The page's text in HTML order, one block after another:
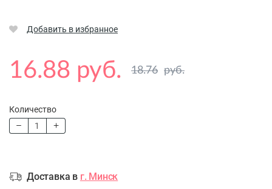
Добавить в избранное
16.88 руб. 18.76 руб.
Количество
Доставка в г. Минск